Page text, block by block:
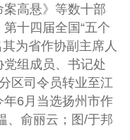
高悬》等数十部
十四届全国“五个
为省作协副主席人
组成员、书记处
区司令员转业至江
6月当选扬州市作
、俞丽云；图/于邦